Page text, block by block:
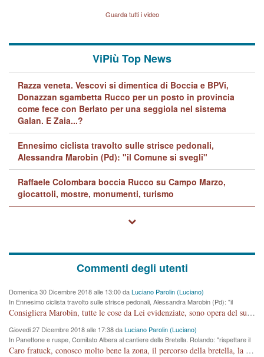
Lavarra: più avvincenti di
quelle di... Barbara D'UrsoGuarda tutti i video
ViPiù Top News
Razza veneta. Vescovi si dimentica di Boccia e BPVi,
Donazzan sgambetta Rucco per un posto in provincia
come fece con Berlato per una seggiola nel sistema
Galan. E Zaia...?
Ennesimo ciclista travolto sulle strisce pedonali,
Alessandra Marobin (Pd): "il Comune si svegli"
Raffaele Colombara boccia Rucco su Campo Marzo,
giocattoli, mostre, monumenti, turismo
Commenti degli utenti
Domenica 30 Dicembre 2018 alle 13:00 daLuciano Parolin (Luciano)
In Ennesimo ciclista travolto sulle strisce pedonali, Alessandra Marobin (Pd): "il
Comune si svegli"
Consigliera Marobin, tutte le cose da Lei evidenziate, sono opera del suo ex Assessore e compagno di Partito Antonio Marco Dalla Pozza Assessore alla "progettazione" di piste ciclabili e altre porcherie. A lui manderei il conto da saldare per incidenti e danni alle persone. E' ora che "finiamola." Avete perso rassegnatevi. qui IL SINDACO RUCCO NON C'ENTRA PER NIENTE. CAPITO!!!!!!!! Amen.
Giovedi 27 Dicembre 2018 alle 17:38 daLuciano Parolin (Luciano)
In Panettone e ruspe, Comitato Albera al cantiere della Bretella. Rolando: "rispettare il
cronoprogramma"
Caro fratuck, conosco molto bene la zona, il percorso della bretella, la situazione dei cittadini, abito in Viale Trento. A partire dal 2003 ho partecipato al Comitato di Maddalene pro bretella, e a riunioni propositive per apportare modifiche al progetto. Numerose mie foto del territorio sono arrivate a Roma, altri miei interventi (non graditi dalla Sx) sono stati pubblicati dal GdV, assieme ad altri come Ciro Asproso, ora favorevole alla bretella. Ho partecipato alla raccolta firme per la chiusura della strada x 5 giorni eseguita dal Sindaco Hullwech per sforamento 180 Micro/g. Pertanto come impegno per la tematica sono apposto con la coscienza. Ora il Progetto è partito, fine! Voglio dire che la nuova Giunta "comunale" non c'entra più. L'opera sarà "malauguratamente" eseguita, ma non con il mio placet. Il Consigliere Comunale dovrebbe capire che la campagna elettorale è finita, con buona pace di tutti. Quello che invece dovrebbe interessare è la proprietà della strada, dall'uscita autostradale Ovest, sino alla Rotatoria dell'Albara, vi sono tre possessori: Autostrade SpA; La Provincia, il Comune. Come la mettiamo per il futuro ? I costi, da 50 sono saliti a 100 milioni di € come dire 20 milioni a KM (!) da non credere. Comunque si farà. Ma nessuno canti Vittoria, anzi meglio non farne un ulteriore fatto "partitico" per questioni elettorali o di seggio. Se mi manda la sua mail, sono disponibile ad inviare i documenti e le foto sopra descritte. Con ossequi, Luciano Parolin